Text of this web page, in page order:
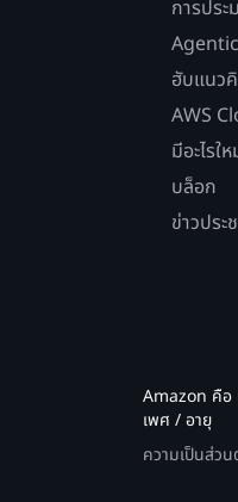
การปร
ฮับแนว
AWS
มีอะไรใ
บล็อก
ข่าวปร
Amazon คือ
เพศ / อายุ
ความเป็นส่วน